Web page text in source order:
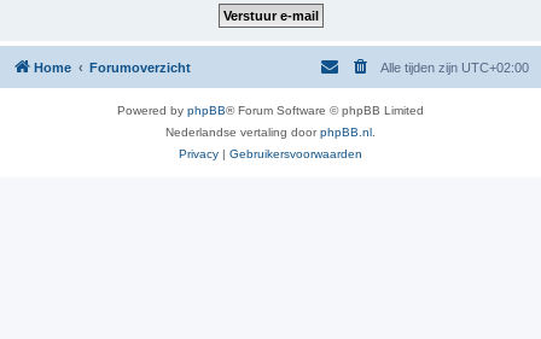
Home Forumoverzicht Alle tijden zijn UTC+02:00
Powered by phpBB® Forum Software © phpBB Limited
Nederlandse vertaling doorphpBB.nl
Privacy | Gebruikersvoorwaarden